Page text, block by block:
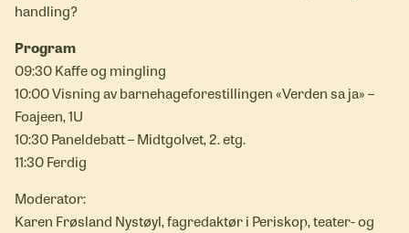
handling?
Program
09:30 Kaffe og mingling
10:00 Visning av barnehageforestillingen «Verden sa ja» –
Foajeen, 1U
10:30 Paneldebatt – Midtgolvet, 2. etg.
11:30 Ferdig
Moderator:
Karen Frøsland Nystøyl, fagredaktør i Periskop, teater- og